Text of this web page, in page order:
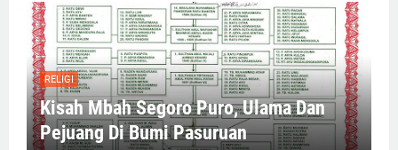
RELIGI
Kisah Mbah Segoro Puro, Ulama Dan
Pejuang Di Bumi Pasuruan